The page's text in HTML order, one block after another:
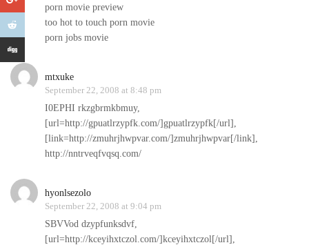
porn movie preview
too hot to touch porn movie
porn jobs movie
mtxuke
September 22, 2008 at 8:48 pm
I0EPHI rkzgbrmkbmuy,
[url=http://gpuatlrzypfk.com/]gpuatlrzypfk[/url],
[link=http://zmuhrjhwpvar.com/]zmuhrjhwpvar[/link],
http://nntrveqfvqsq.com/
hyonlsezolo
September 22, 2008 at 9:04 pm
SBVVod dzypfunksdvf,
[url=http://kceyihxtczol.com/]kceyihxtczol[/url],